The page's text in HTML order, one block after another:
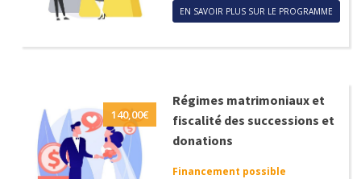
EN SAVOIR PLUS SUR LE PROGRAMME
140,00€
Régimes matrimoniaux et
fiscalité des successions et
donations
Financement possible